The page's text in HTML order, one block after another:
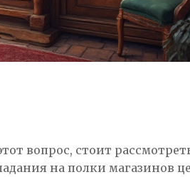
вопрос, стоит
на полки магазинов